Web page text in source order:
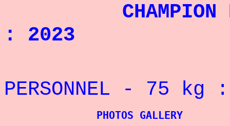
CHAMPION DU
: 2023
PERSONNEL - 75
kg
PHOTOS GALLERY